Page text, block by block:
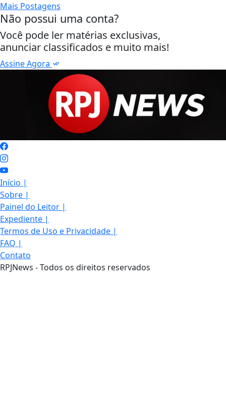
Mais Postagens
Não possui uma conta?
Você pode ler matérias exclusivas,
anunciar classificados e muito mais!
Assine Agora
Início |
Sobre |
Painel do Leitor |
Expediente |
Termos de Uso e Privacidade |
FAQ |
Contato
RPJNews - Todos os direitos reservados